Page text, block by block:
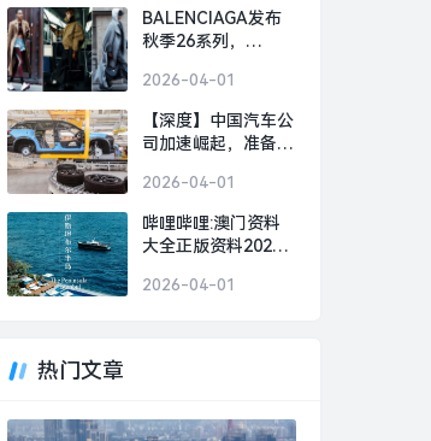
新闻
BALENCIAGA发布
秋季26系列，
京旗舰店启幕｜是日
美好事物|界面新闻 ·
时尚
2026-04-01
【深度】中国汽车公
司加速崛起，准备好
“丰田”了吗？|界面新
闻 · 汽车
2026-04-01
哔哩哔哩:澳门资料
大全正版资料2024
验官｜伊斯坦布尔半
2026-04-01
热门文章